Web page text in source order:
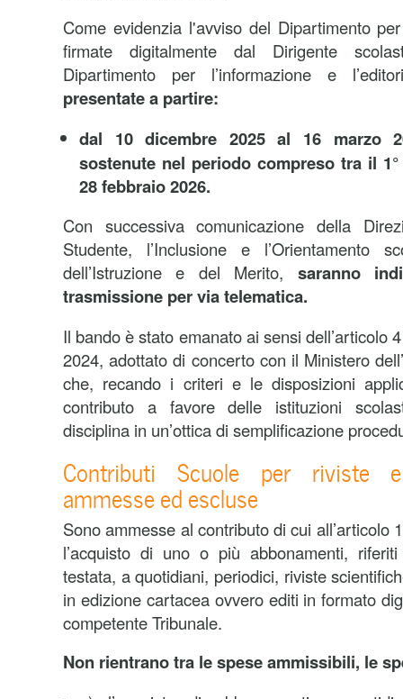
Come evidenzia l'avviso del Dipartimento
firmate digitalmente dal Dirigente
Dipartimento per l’informazione e
presentate a partire:
dal 10 dicembre 2025 al 16 marzo
sostenute nel periodo compreso tra il
28 febbraio 2026.
Con successiva comunicazione della
Studente, l’Inclusione e l’Orientamento
dell’Istruzione e del Merito, saranno
trasmissione per via telematica.
Il bando è stato emanato ai sensi dell’articolo
2024,adottato di concerto con il Ministero
che, recando i criteri e le disposizioni
contributo a favore delle istituzioni
disciplina in un’ottica di semplificazione
Contributi Scuole per riviste
ammesse ed escluse
Sono ammesse al contributo di cui all’articolo
l’acquisto di uno o più abbonamenti,
testata, a quotidiani, periodici, riviste
in edizione cartacea ovvero editi in formato
competente Tribunale.
Non rientrano tra le spese ammissibili, le